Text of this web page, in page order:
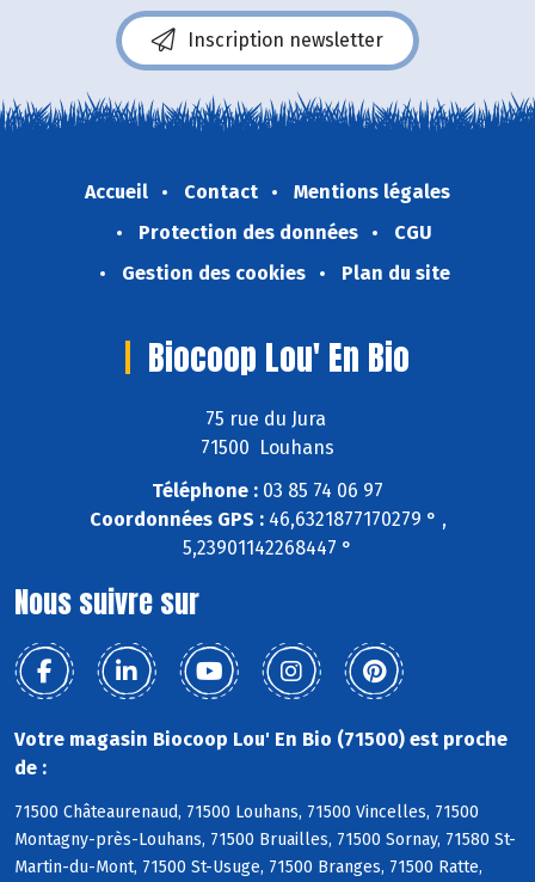
Inscription newsletter
Accueil Contact
Mentions légales
Protection des données
CGU
Gestion des cookies
Plan du site
Biocoop Lou' En Bio
75 rue du Jura
71500 Louhans
Téléphone : 03 85 74 06 97
Coordonnées GPS :46,6321877170279 ° ,
5,23901142268447 °
Nous suivre sur
Votre magasin Biocoop Lou' En Bio (71500) est proche
de :
71500 Châteaurenaud, 71500 Louhans, 71500 Vincelles, 71500
Montagny-près-Louhans, 71500 Bruailles, 71500 Sornay, 71580 St-
Martin-du-Mont, 71500 St-Usuge, 71500 Branges, 71500 Ratte,